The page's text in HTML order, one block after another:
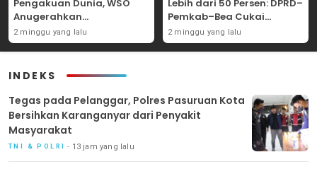
Pengakuan Dunia, WSO
Anugerahkan
Penghargaan
Internasional untuk
2 minggu yang lalu
Lebih dari 50 Persen: DPRD–
Pemkab–Bea Cukai
Perkuat Perang Melawan
Peredaran Rokok Ilegal
2 minggu yang lalu
INDEKS
‎Tegas pada Pelanggar, Polres Pasuruan Kota
Bersihkan Karanganyar dari Penyakit
Masyarakat
TNI & POLRI 13 jam yang lalu